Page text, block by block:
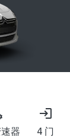
器
login
4 门